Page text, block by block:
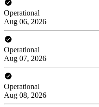
Operational
Aug 06, 2026
Operational
Aug 07, 2026
Operational
Aug 08, 2026